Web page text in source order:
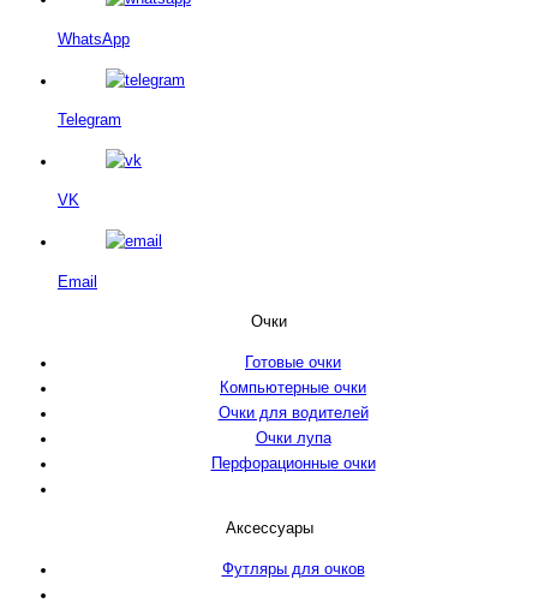
WhatsApp
Telegram
VK
Email
Очки
Готовые очки
Компьютерные очки
Очки для водителей
Очки лупа
Перфорационные очки
Аксессуары
Футляры для очков